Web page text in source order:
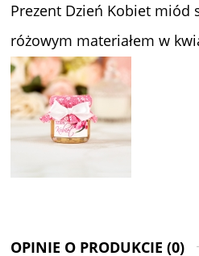
Prezent Dzień Kobiet miód
różowym materiałem w
OPINIE O PRODUKCIE (0)